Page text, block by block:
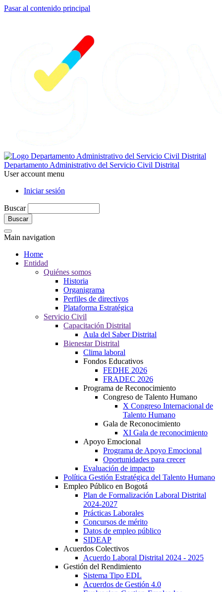
Pasar al contenido principal
Departamento Administrativo del Servicio Civil Distrital
User account menu
Iniciar sesión
Buscar
Main navigation
Home
Entidad
Quiénes somos
Historia
Organigrama
Perfiles de directivos
Plataforma Estratégica
Servicio Civil
Capacitación Distrital
Aula del Saber Distrital
Bienestar Distrital
Clima laboral
Fondos Educativos
FEDHE 2026
FRADEC 2026
Programa de Reconocimiento
Congreso de Talento Humano
X Congreso Internacional de
Talento Humano
Gala de Reconocimiento
XI Gala de reconocimiento
Apoyo Emocional
Programa de Apoyo Emocional
Oportunidades para crecer
Evaluación de impacto
Política Gestión Estratégica del Talento Humano
Empleo Público en Bogotá
Plan de Formalización Laboral Distrital
2024-2027
Prácticas Laborales
Concursos de mérito
Datos de empleo público
SIDEAP
Acuerdos Colectivos
Acuerdo Laboral Distrital 2024 - 2025
Gestión del Rendimiento
Sistema Tipo EDL
Acuerdos de Gestión 4.0